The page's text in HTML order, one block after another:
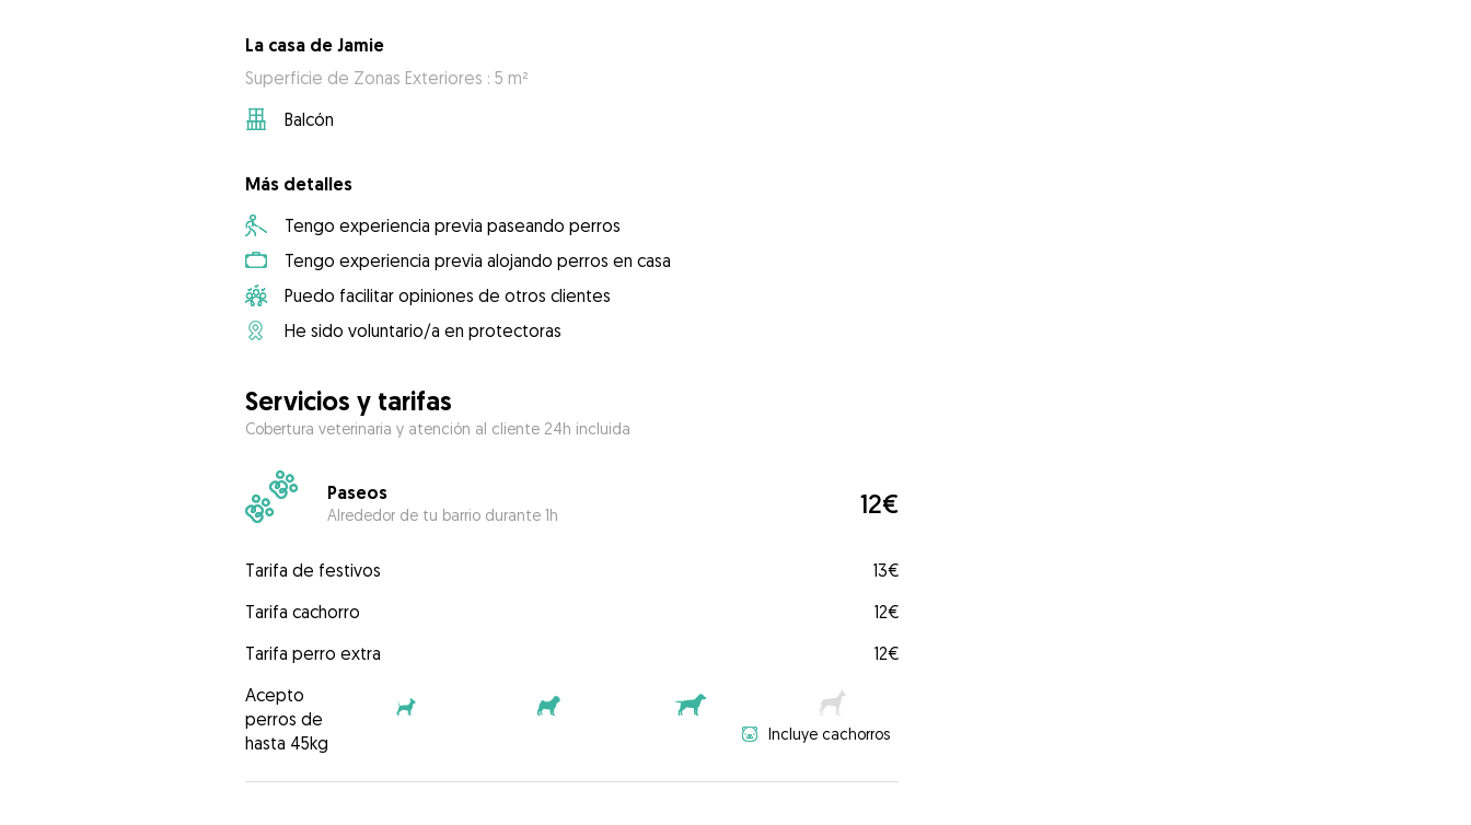
La casa de Jamie
Superficie de Zonas Exteriores : 5 m²
Balcón
Más detalles
Tengo experiencia previa paseando perros
Tengo experiencia previa alojando perros en casa
Puedo facilitar opiniones de otros clientes
He sido voluntario/a en protectoras
Servicios y tarifas
Cobertura veterinaria y atención al cliente 24h incluida
Paseos
Alrededor de tu barrio durante 1h 12€
Tarifa de festivos
13€
Tarifa cachorro
12€
Tarifa perro extra
12€
Acepto
perros de
hasta 45kg
Incluye cachorros